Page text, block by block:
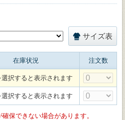
サイズ表
在庫状況 注文数
択すると表示されます
択すると表示されます
保できない場合があります。